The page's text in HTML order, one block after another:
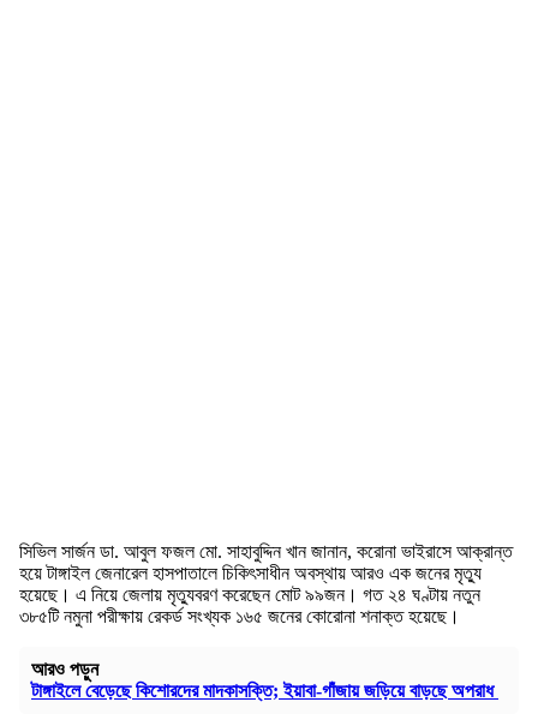
সিভিল সার্জন ডা. আবুল ফজল মো. সাহাবুদ্দিন খান জানান, করোনা ভাইরাসে আক্রান্ত
হয়ে টাঙ্গাইল জেনারেল হাসপাতালে চিকিৎসাধীন অবস্থায় আরও এক জনের মৃত্যু
হয়েছে। এ নিয়ে জেলায় মৃত্যুবরণ করেছেন মোট ৯৯জন। গত ২৪ ঘণ্টায় নতুন
৩৮৫টি নমুনা পরীক্ষায় রেকর্ড সংখ্যক ১৬৫ জনের কোরোনা শনাক্ত হয়েছে।
আরও পড়ুন
টাঙ্গাইলে বেড়েছে কিশোরদের মাদকাসক্তি; ইয়াবা-গাঁজায় জড়িয়ে বাড়ছে অপরাধ